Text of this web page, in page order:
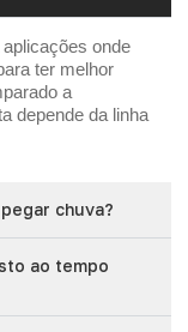
onde
ter melhor
a
depende da linha
chuva?
ao tempo